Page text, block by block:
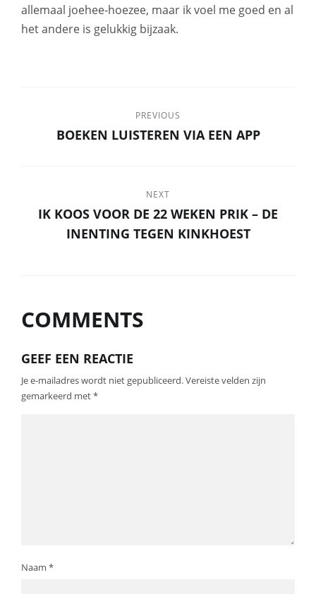
allemaal joehee-hoezee, maar ik voel me goed en al
het andere is gelukkig bijzaak.
PREVIOUS
BOEKEN LUISTEREN VIA EEN APP
NEXT
IK KOOS VOOR DE 22 WEKEN PRIK – DE
INENTING TEGEN KINKHOEST
COMMENTS
GEEF EEN REACTIE
Je e-mailadres wordt niet gepubliceerd.Vereiste velden zijn
gemarkeerd met*
Naam *